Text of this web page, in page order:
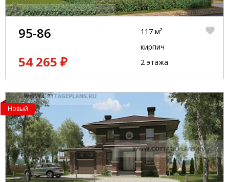
95-86
54 265 ₽
117 м²
кирпич
2 этажа
Новый